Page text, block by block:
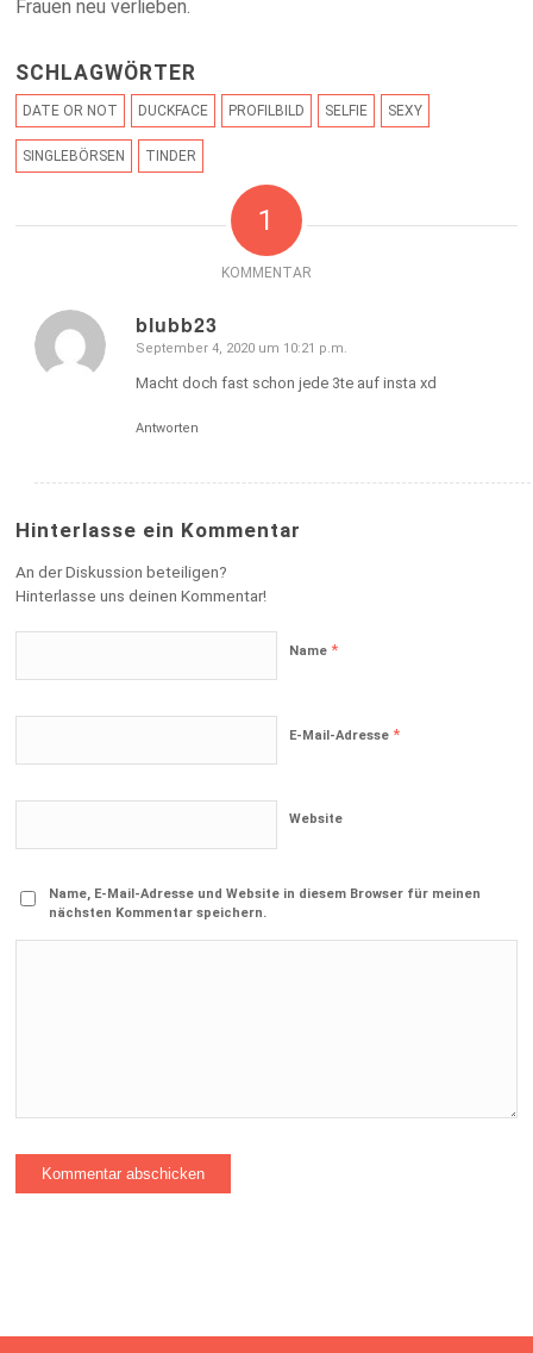
Frauen neu verlieben.
SCHLAGWÖRTER
DATE OR NOT DUCKFACE PROFILBILD SELFIE SEXY
SINGLEBÖRSEN TINDER
1
KOMMENTAR
blubb23
sagte:
September 4, 2020 um 10:21 p.m.
Macht doch fast schon jede 3te auf insta xd
Antworten
Hinterlasse ein Kommentar
An der Diskussion beteiligen?
Hinterlasse uns deinen Kommentar!
Name*
E-Mail-Adresse*
Website
Name, E-Mail-Adresse und Website in diesem Browser für meinen
nächsten Kommentar speichern.